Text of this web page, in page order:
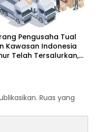
Pengusaha Tual
Kawasan Indonesia
Telah Tersalurkan,
Line
Ruas yang